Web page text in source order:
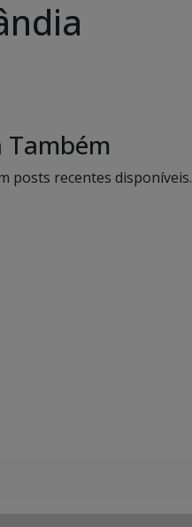
Também
posts recentes disponíveis.